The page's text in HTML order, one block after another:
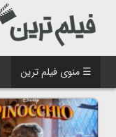
☰ منوی فیلم ترین